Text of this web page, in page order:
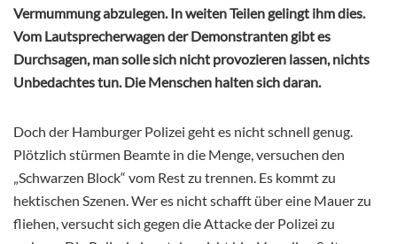
Vermummung abzulegen. In weiten Teilen gelingt ihm dies.
Vom Lautsprecherwagen der Demonstranten gibt es
Durchsagen, man solle sich nicht provozieren lassen, nichts
Unbedachtes tun. Die Menschen halten sich daran.
Doch der Hamburger Polizei geht es nicht schnell genug.
Plötzlich stürmen Beamte in die Menge, versuchen den
„Schwarzen Block“ vom Rest zu trennen. Es kommt zu
hektischen Szenen. Wer es nicht schafft über eine Mauer zu
fliehen, versucht sich gegen die Attacke der Polizei zu